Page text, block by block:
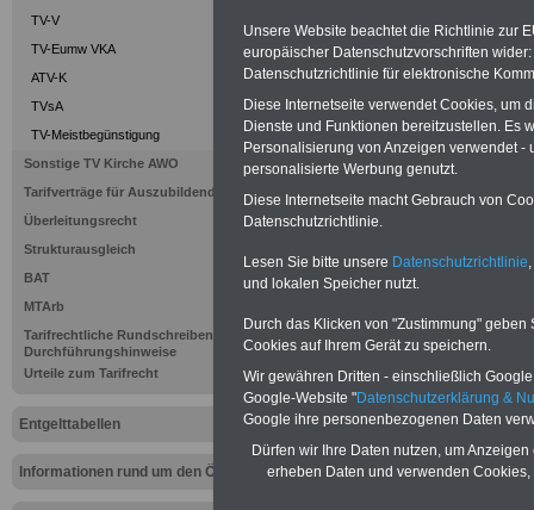
TV-V
TV-Eumw VKA
ATV-K
TVsA
TV-Meistbegünstigung
Sonstige TV Kirche AWO
Tarifverträge für Auszubildende
Überleitungsrecht
Strukturausgleich
BAT
MTArb
Tarifrechtliche Rundschreiben und
Durchführungshinweise
Urteile zum Tarifrecht
Entgelttabellen
Informationen rund um den ÖD
das mindestens einmal im
Komfort: Sie können aus
direkt zur weiterführenden
Beamtinnen und Beamte mit
und Ländern,
Nebentätig-keitsrecht für
wir ausgewählte Links, z.B.
Teilzeitantrag usw.>>>hier
Hier den
Sigma
Unser Link-
geld-im-
.
Unsere Website beachtet die Richtlinie zur
europäischer Datenschutzvorschriften
Datenschutzrichtlinie für elektronische
Diese Internetseite verwendet Cookies, um
Dienste und Funktionen bereitzustellen. Es
Personalisierung von Anzeigen verwendet
personalisierte Werbung genutzt.
Diese Internetseite macht Gebrauch von
Datenschutzrichtlinie.
Lesen Sie bitte unsere Datenschutzrichtlinie
und lokalen Speicher nutzt.
Durch das Klicken von "Zustimmung"
Cookies auf Ihrem Gerät zu speichern.
Wir gewähren Dritten - einschließlich
Google-Website "Datenschutzerklärung &
Google ihre personenbezogenen Daten
Dürfen wir Ihre Daten nutzen, um
erheben Daten und verwenden